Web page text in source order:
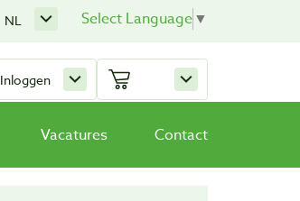
Select Language▼
NL
Inloggen
Vacatures Contact